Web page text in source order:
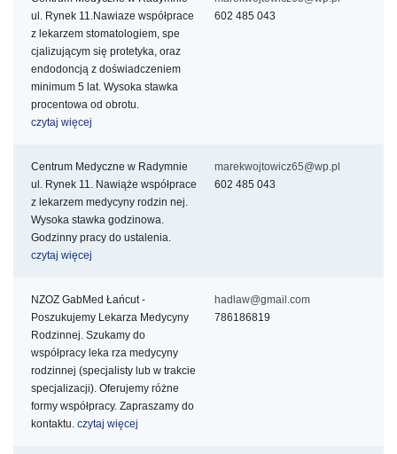
ul. Rynek 11.Nawiaze współprace
z lekarzem stomatologiem, spe
cjalizującym się protetyka, oraz
endodoncją z doświadczeniem
minimum 5 lat. Wysoka stawka
procentowa od obrotu.
czytaj więcej
602 485 043
Centrum Medyczne w Radymnie
ul. Rynek 11. Nawiąże współprace
z lekarzem medycyny rodzin nej.
Wysoka stawka godzinowa.
Godzinny pracy do ustalenia.
czytaj więcej
marekwojtowicz65@wp.pl
602 485 043
NZOZ GabMed Łańcut -
Poszukujemy Lekarza Medycyny
Rodzinnej. Szukamy do
współpracy leka rza medycyny
rodzinnej (specjalisty lub w trakcie
specjalizacji). Oferujemy różne
formy współpracy. Zapraszamy do
kontaktu. czytaj więcej
hadlaw@gmail.com
786186819